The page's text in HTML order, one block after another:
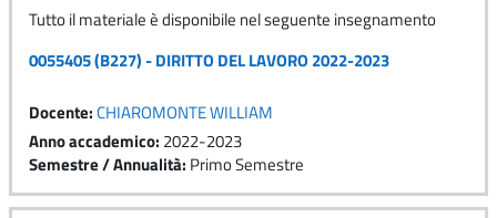
Tutto il materiale è disponibile nel seguente insegnamento
0055405 (B227) - DIRITTO DEL LAVORO 2022-2023
Docente:CHIAROMONTE WILLIAM
Anno accademico: 2022-2023
Semestre / Annualità: Primo Semestre